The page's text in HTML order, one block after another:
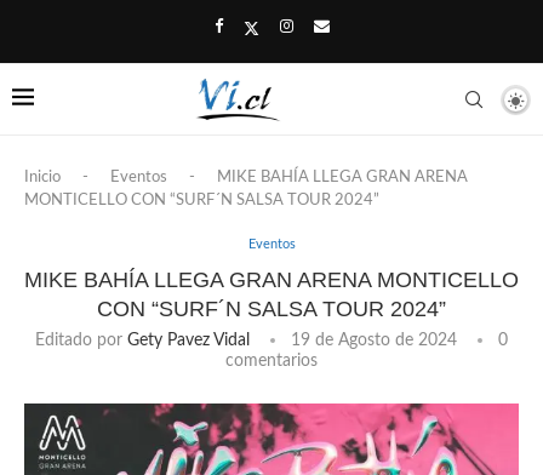
Inicio - Eventos -
MIKE BAHÍA LLEGA GRAN ARENA
MONTICELLO CON “SURF´N SALSA TOUR 2024”
Eventos
MIKE BAHÍA LLEGA GRAN ARENA MONTICELLO
CON “SURF´N SALSA TOUR 2024”
Editado por Gety Pavez Vidal 19 de Agosto de 2024
0
comentarios